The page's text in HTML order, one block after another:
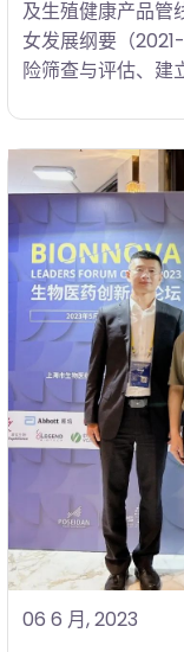
及生殖健康产品管
女发展纲要（
险筛查与评估、建
06 6 月, 2023